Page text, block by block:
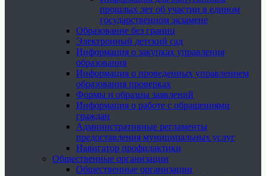
прошлых лет об участии в едином
государственном экзамене
Образование без границ
Электронный детский сад
Информация о закупках управления
образования
Информация о проведенных управлением
образования проверках
Формы и образцы заявлений
Информация о работе с обращениями
граждан
Административные регламенты
предоставления муниципальных услуг
Навигатор профилактики
Общественные организации
Общественные организации